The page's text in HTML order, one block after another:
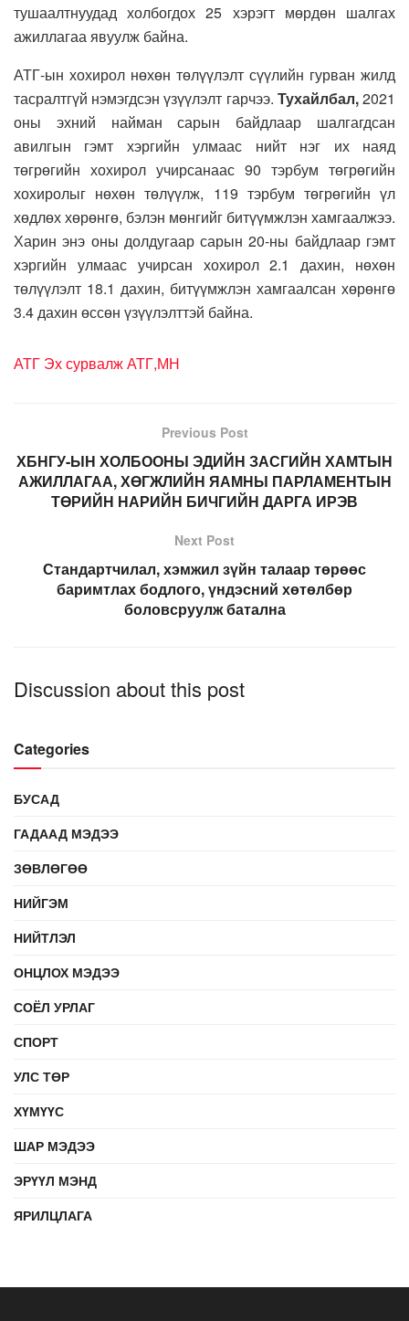
тушаалтнуудад холбогдох 25 хэрэгт мөрдөн шалгах
ажиллагаа явуулж байна.
АТГ-ын хохирол нөхөн төлүүлэлт сүүлийн гурван жилд
тасралтгүй нэмэгдсэн үзүүлэлт гарчээ. Тухайлбал,2021
оны эхний найман сарын байдлаар шалгагдсан
авилгын гэмт хэргийн улмаас нийт нэг их наяд
төгрөгийн хохирол учирсанаас 90 тэрбум төгрөгийн
хохиролыг нөхөн төлүүлж, 119 тэрбум төгрөгийн үл
хөдлөх хөрөнгө, бэлэн мөнгийг битүүмжлэн хамгаалжээ.
Харин энэ оны долдугаар сарын 20-ны байдлаар гэмт
хэргийн улмаас учирсан хохирол 2.1 дахин, нөхөн
төлүүлэлт 18.1 дахин, битүүмжлэн хамгаалсан хөрөнгө
3.4 дахин өссөн үзүүлэлттэй байна.
АТГ Эх сурвалж АТГ,МН
Previous Post
ХБНГУ-ЫН ХОЛБООНЫ ЭДИЙН ЗАСГИЙН ХАМТЫН
АЖИЛЛАГАА, ХӨГЖЛИЙН ЯАМНЫ ПАРЛАМЕНТЫН
ТӨРИЙН НАРИЙН БИЧГИЙН ДАРГА ИРЭВ
Next Post
Стандартчилал, хэмжил зүйн талаар төрөөс
баримтлах бодлого, үндэсний хөтөлбөр
боловсруулж батална
Discussion about this post
Categories
БУСАД
ГАДААД МЭДЭЭ
ЗӨВЛӨГӨӨ
НИЙГЭМ
НИЙТЛЭЛ
ОНЦЛОХ МЭДЭЭ
СОЁЛ УРЛАГ
СПОРТ
УЛС ТӨР
ХҮМҮҮС
ШАР МЭДЭЭ
ЭРҮҮЛ МЭНД
ЯРИЛЦЛАГА